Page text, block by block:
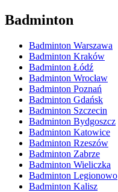
Badminton
Badminton Warszawa
Badminton Kraków
Badminton Łódź
Badminton Wrocław
Badminton Poznań
Badminton Gdańsk
Badminton Szczecin
Badminton Bydgoszcz
Badminton Katowice
Badminton Rzeszów
Badminton Zabrze
Badminton Wieliczka
Badminton Legionowo
Badminton Kalisz